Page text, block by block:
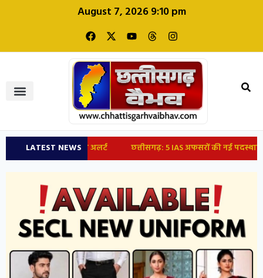
August 7, 2026 9:10 pm
LATEST NEWS छत्तीसगढ़: 5 IAS अफसरों की नई पदस्थापना, राज्य